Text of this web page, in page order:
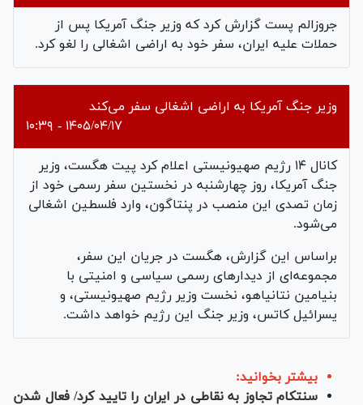
جروزالم پست گزارش کرد که وزیر جنگ آمریکا پس از
حملات علیه ایران، سفر خود به اراضی اشغالی را لغو کرد.
وزیر جنگ آمریکا به اراضی اشغالی سفر می‌کند
۱۴۰۵/۰۴/۱۷ - ۱۰:۳۹
کانال ۱۴ رژیم صهیونیستی اعلام کرد پیت هگست، وزیر
جنگ آمریکا، روز چهارشنبه در نخستین سفر رسمی خود از
زمان تصدی این منصب در پنتاگون، وارد فلسطین اشغالی
می‌شود.
براساس این گزارش، هگست در جریان این سفر،
مجموعه‌ای از دیدارهای رسمی سیاسی و امنیتی با
بنیامین نتانیاهو، نخست ‌وزیر رژیم صهیونیستی، و
یسرائیل کاتس، وزیر جنگ این رژیم خواهد داشت.
بیشتر بخوانید:
سنتکام تجاوز به نقاطی در ایران را تایید کرد/ فعال شدن